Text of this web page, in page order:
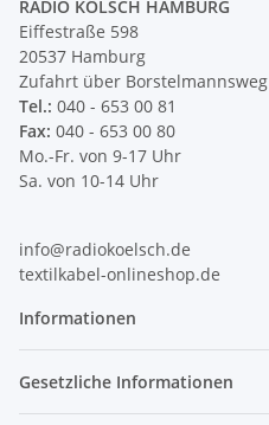
RADIO KÖLSCH HAMBURG
Eiffestraße 598
20537 Hamburg
Zufahrt über Borstelmannsweg
Tel.: 040 - 653 00 81
Fax: 040 - 653 00 80
Mo.-Fr. von 9-17 Uhr
Sa. von 10-14 Uhr
info@radiokoelsch.de
textilkabel-onlineshop.de
Informationen
Gesetzliche Informationen